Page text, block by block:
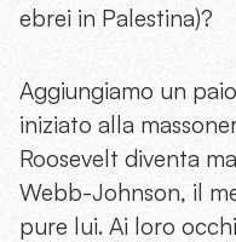
ebrei in Palestina)?
Aggiungiamo un
iniziato alla
Roosevelt diventa
Webb-Johnson, il
pure lui. Ai loro